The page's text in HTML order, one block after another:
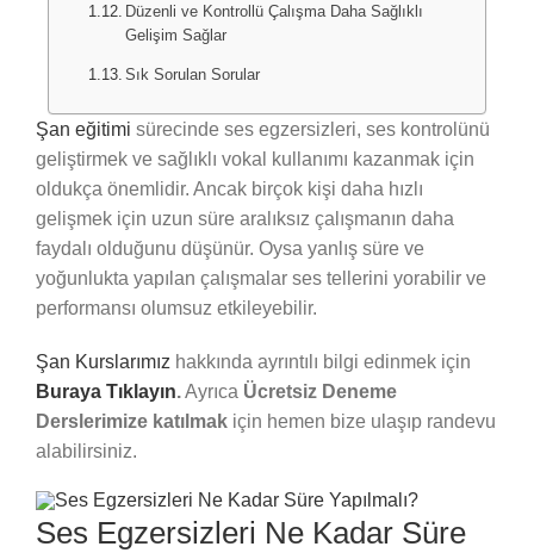
Düzenli ve Kontrollü Çalışma Daha Sağlıklı
Gelişim Sağlar
Sık Sorulan Sorular
Şan eğitimi sürecinde ses egzersizleri, ses kontrolünü
geliştirmek ve sağlıklı vokal kullanımı kazanmak için
oldukça önemlidir. Ancak birçok kişi daha hızlı
gelişmek için uzun süre aralıksız çalışmanın daha
faydalı olduğunu düşünür. Oysa yanlış süre ve
yoğunlukta yapılan çalışmalar ses tellerini yorabilir ve
performansı olumsuz etkileyebilir.
Şan Kurslarımız hakkında ayrıntılı bilgi edinmek için
Buraya Tıklayın.Ayrıca Ücretsiz Deneme
Derslerimize katılmakiçin hemen bize ulaşıp randevu
alabilirsiniz.
Ses Egzersizleri Ne Kadar Süre